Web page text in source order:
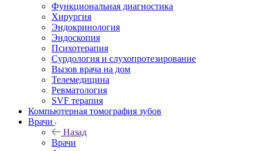
Функциональная диагностика
Хирургия
Эндокринология
Эндоскопия
Психотерапия
Сурдология и слухопротезирование
Вызов врача на дом
Телемедицина
Ревматология
SVF терапия
Компьютерная томография зубов
Врачи
Назад
Врачи